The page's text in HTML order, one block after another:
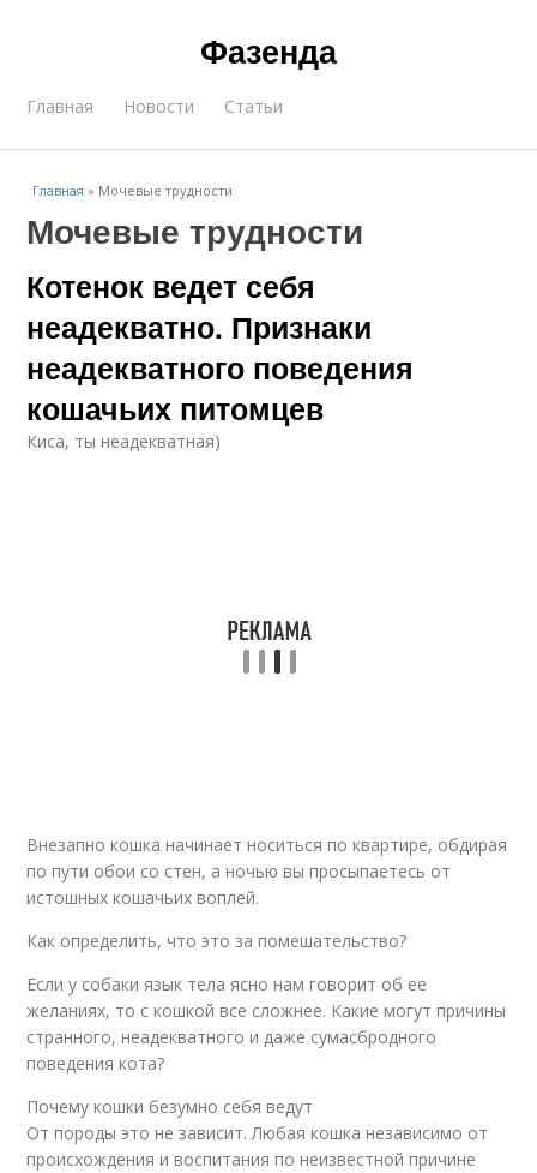
Фазенда
Главная Новости Статьи
Главная » Мочевые трудности
Мочевые трудности
Котенок ведет себя
неадекватно. Признаки
неадекватного поведения
кошачьих питомцев
Киса, ты неадекватная)
Внезапно кошка начинает носиться по квартире, обдирая
по пути обои со стен, а ночью вы просыпаетесь от
истошных кошачьих воплей.
Как определить, что это за помешательство?
Если у собаки язык тела ясно нам говорит об ее
желаниях, то с кошкой все сложнее. Какие могут причины
странного, неадекватного и даже сумасбродного
поведения кота?
Почему кошки безумно себя ведут
От породы это не зависит. Любая кошка независимо от
происхождения и воспитания по неизвестной причине